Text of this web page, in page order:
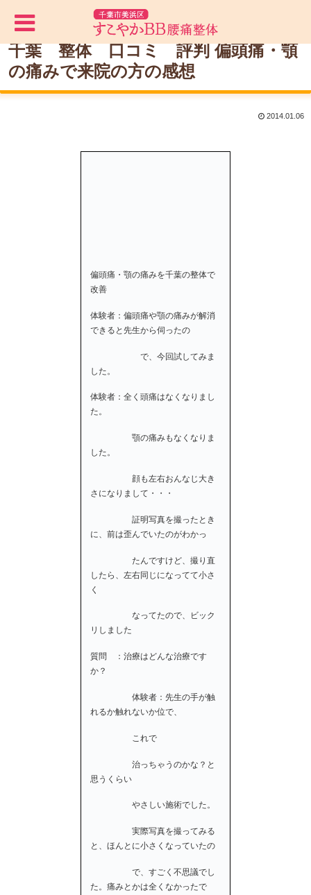
千葉 整体 口コミ 評判 偏頭痛・顎
の痛みで来院の方の感想
2014.01.06
偏頭痛・顎の痛みを千葉の整体で
改善
体験者：偏頭痛や顎の痛みが解消
できると先生から伺ったの
で、今回試してみま
した。
体験者：全く頭痛はなくなりまし
た。
顎の痛みもなくなりま
した。
顔も左右おんなじ大き
さになりまして・・・
証明写真を撮ったとき
に、前は歪んでいたのがわかっ
たんですけど、撮り直
したら、左右同じになってて小さ
く
なってたので、ビック
リしました
質問 ：治療はどんな治療です
か？
体験者：先生の手が触
れるか触れないか位で、
これで
治っちゃうのかな？と
思うくらい
やさしい施術でした。
実際写真を撮ってみる
と、ほんとに小さくなっていたの
で、すごく不思議でし
た。痛みとかは全くなかったで